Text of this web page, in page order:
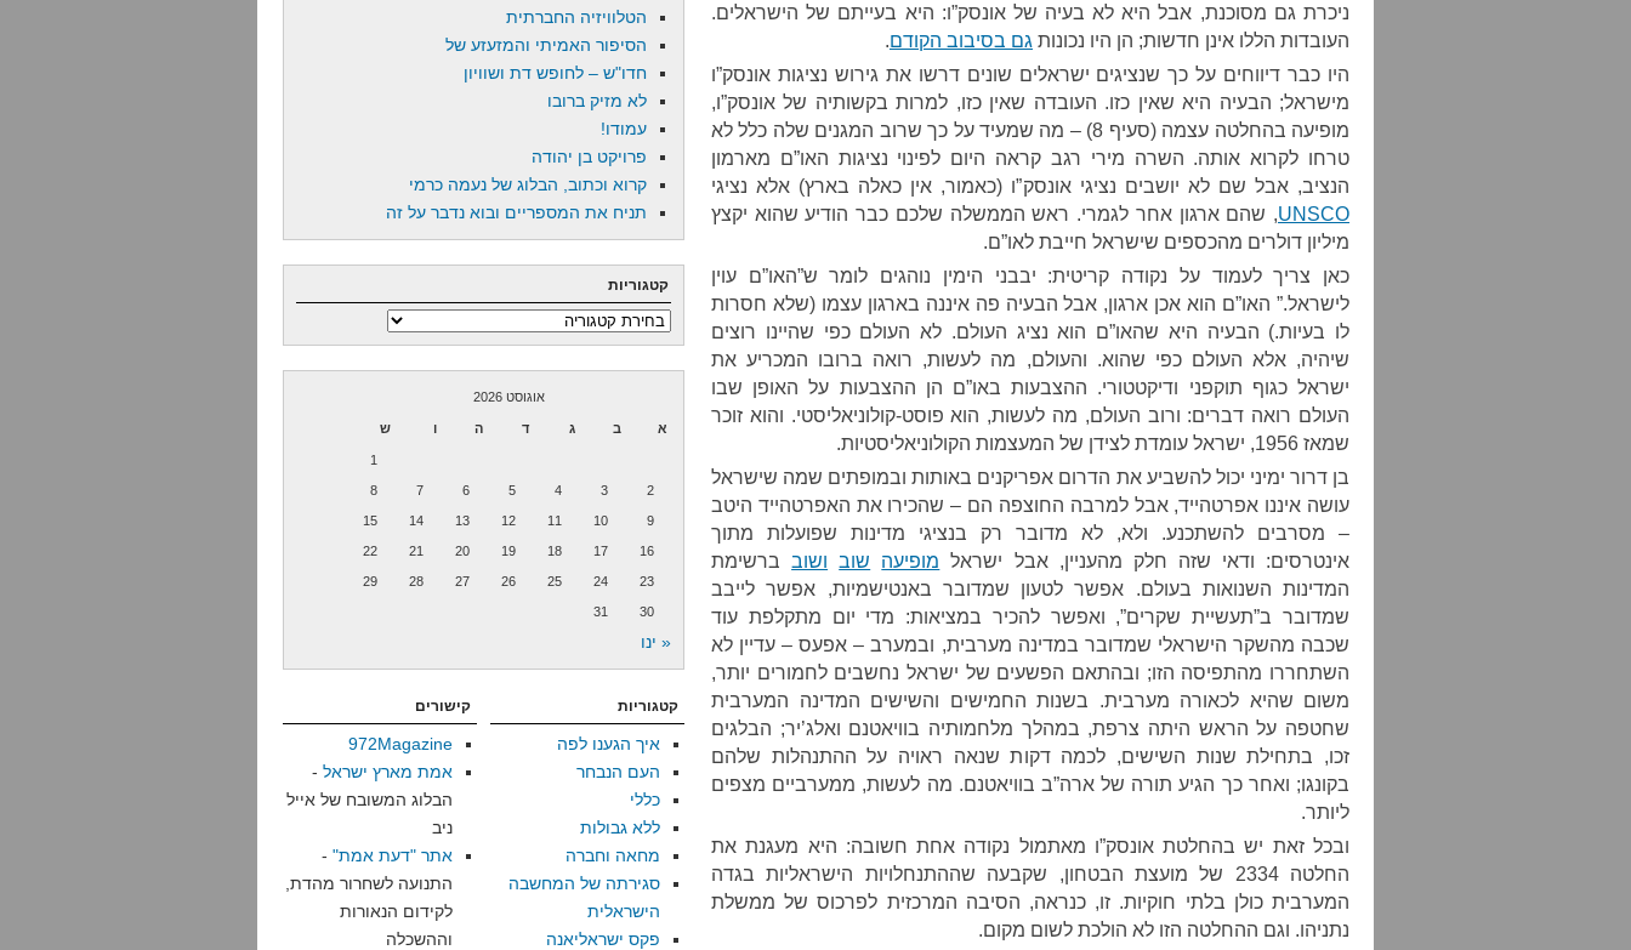
ניכרת גם מסוכנת, אבל היא לא בעיה של אונסק”ו: היא בעייתם של הישראלים.
העובדות הללו אינן חדשות; הן היו נכונות גם בסיבוב הקודם.
היו כבר דיווחים על כך שנציגים ישראלים שונים דרשו את גירוש נציגות אונסק”ו
מישראל; הבעיה היא שאין כזו. העובדה שאין כזו, למרות בקשותיה של אונסק”ו,
מופיעה בהחלטה עצמה (סעיף 8) – מה שמעיד על כך שרוב המגנים שלה כלל לא
טרחו לקרוא אותה. השרה מירי רגב קראה היום לפינוי נציגות האו”ם מארמון
הנציב, אבל שם לא יושבים נציגי אונסק”ו (כאמור, אין כאלה בארץ) אלא נציגי
UNSCO, שהם ארגון אחר לגמרי. ראש הממשלה שלכם כבר הודיע שהוא יקצץ
מיליון דולרים מהכספים שישראל חייבת לאו”ם.
כאן צריך לעמוד על נקודה קריטית: יבבני הימין נוהגים לומר ש”האו”ם עוין
לישראל.” האו”ם הוא אכן ארגון, אבל הבעיה פה איננה בארגון עצמו (שלא חסרות
לו בעיות.) הבעיה היא שהאו”ם הוא נציג העולם. לא העולם כפי שהיינו רוצים
שיהיה, אלא העולם כפי שהוא. והעולם, מה לעשות, רואה ברובו המכריע את
ישראל כגוף תוקפני ודיקטטורי. ההצבעות באו”ם הן ההצבעות על האופן שבו
העולם רואה דברים: ורוב העולם, מה לעשות, הוא פוסט-קולוניאליסטי. והוא זוכר
שמאז 1956, ישראל עומדת לצידן של המעצמות הקולוניאליסטיות.
בן דרור ימיני יכול להשביע את הדרום אפריקנים באותות ובמופתים שמה שישראל
עושה איננו אפרטהייד, אבל למרבה החוצפה הם – שהכירו את האפרטהייד היטב
– מסרבים להשתכנע. ולא, לא מדובר רק בנציגי מדינות שפועלות מתוך
אינטרסים: ודאי שזה חלק מהעניין, אבל ישראל מופיעה שוב ושובברשימת
המדינות השנואות בעולם. אפשר לטעון שמדובר באנטישמיות, אפשר לייבב
שמדובר ב”תעשיית שקרים”, ואפשר להכיר במציאות: מדי יום מתקלפת עוד
שכבה מהשקר הישראלי שמדובר במדינה מערבית, ובמערב – אפעס – עדיין לא
השתחררו מהתפיסה הזו; ובהתאם הפשעים של ישראל נחשבים לחמורים יותר,
משום שהיא לכאורה מערבית. בשנות החמישים והשישים המדינה המערבית
שחטפה על הראש היתה צרפת, במהלך מלחמותיה בוויאטנם ואלג’יר; הבלגים
זכו, בתחילת שנות השישים, לכמה דקות שנאה ראויה על ההתנהלות שלהם
בקונגו; ואחר כך הגיע תורה של ארה”ב בוויאטנם. מה לעשות, ממערביים מצפים
ליותר.
ובכל זאת יש בהחלטת אונסק”ו מאתמול נקודה אחת חשובה: היא מעגנת את
החלטה 2334 של מועצת הבטחון, שקבעה שההתנחלויות הישראליות בגדה
המערבית כולן בלתי חוקיות. זו, כנראה, הסיבה המרכזית לפרכוס של ממשלת
נתניהו. וגם ההחלטה הזו לא הולכת לשום מקום.
הטלוויזיה החברתית
הסיפור האמיתי והמזעזע של
חדו"ש – לחופש דת ושוויון
לא מזיק ברובו
עמודו!
פרויקט בן יהודה
קרוא וכתוב, הבלוג של נעמה כרמי
תניח את המספריים ובוא נדבר על זה
קטגוריות
קטגוריות
אוגוסט 2026
א ב ג ד ה ו ש
1
2
3
4
5
6
7
8
9
10
11
12
13
14
15
16
17
18
19
20
21
22
23
24
25
26
27
28
29
30
31
« ינו
קטגוריות
איך הגענו לפה
העם הנבחר
כללי
ללא גבולות
מחאה וחברה
סגירתה של המחשבה
הישראלית
פקס ישראליאנה
קישורים
972Magazine
אמת מארץ ישראל -
הבלוג המשובח של אייל
ניב
אתר "דעת אמת" -
התנועה לשחרור מהדת,
לקידום הנאורות
וההשכלה